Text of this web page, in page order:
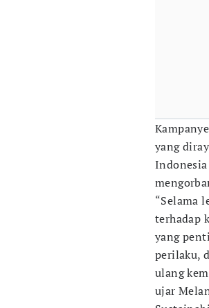
yang
“Selama
terhadap
yang
perilaku,
ulang
ujar